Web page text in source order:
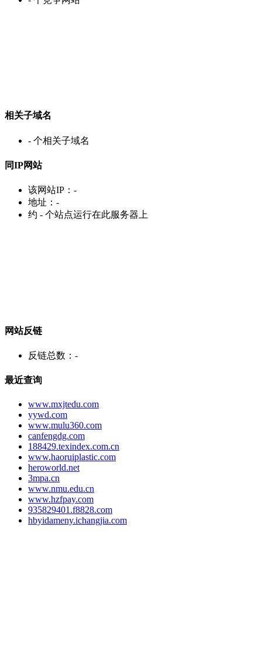
相关子域名
- 个相关子域名
同IP网站
该网站IP： -
地址： -
约 - 个站点运行在此服务器上
网站反链
反链总数： -
最近查询
www.mxjtedu.com
yywd.com
www.mulu360.com
canfengdg.com
188429.texindex.com.cn
www.haoruiplastic.com
heroworld.net
3mpa.cn
www.nmu.edu.cn
www.hzfpay.com
935829401.f8828.com
hbyidameny.ichangjia.com